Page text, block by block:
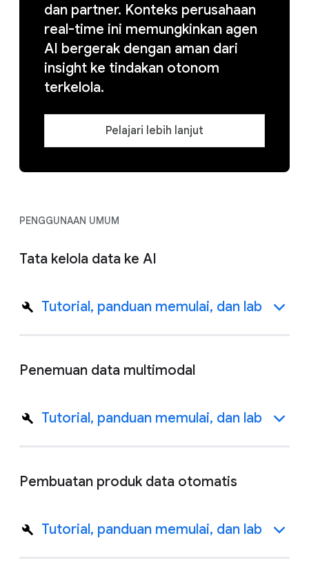
dan partner. Konteks perusahaan
real-time ini memungkinkan agen
AI bergerak dengan aman dari
insight ke tindakan otonom
terkelola.
Pelajari lebih lanjut
PENGGUNAAN UMUM
Tata kelola data ke AI
Tutorial, panduan memulai, dan lab
Penemuan data multimodal
Tutorial, panduan memulai, dan lab
Pembuatan produk data otomatis
Tutorial, panduan memulai, dan lab